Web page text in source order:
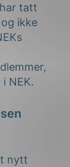
tatt
ikke
NEK.
nytt